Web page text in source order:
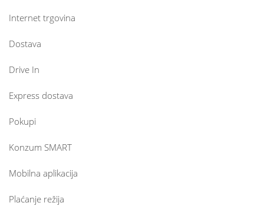
Internet trgovina
Dostava
Drive In
Express dostava
Pokupi
Konzum SMART
Mobilna aplikacija
Plaćanje režija